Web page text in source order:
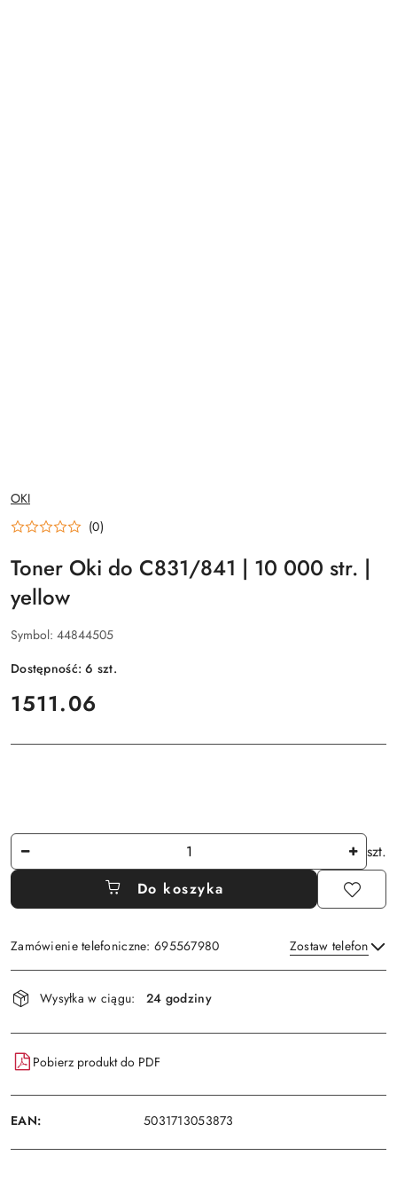
NAZWA
PRODUCENTA:
OKI
(0)
Toner Oki do C831/841 | 10 000 str. |
yellow
Symbol: 44844505
Dostępność:6 szt.
cena:
1511.06
Ilość
szt.
Do koszyka
Zamówienie telefoniczne: 695567980 Zostaw telefon
Dostępność
i
dostawa
Wysyłka w ciągu: 24 godziny
Pobierz produkt do PDF
EAN: 5031713053873